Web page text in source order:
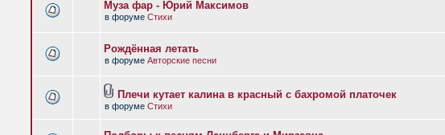
Муза фар - Юрий Максимов
в форуме Стихи
Рождённая летать
в форуме Авторские песни
Плечи кутает калина в красный с бахромой платочек
в форуме Стихи